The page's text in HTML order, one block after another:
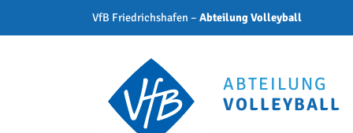
VfB Friedrichshafen – Abteilung Volleyball
ABTEILUNG
VOLLEYBALL